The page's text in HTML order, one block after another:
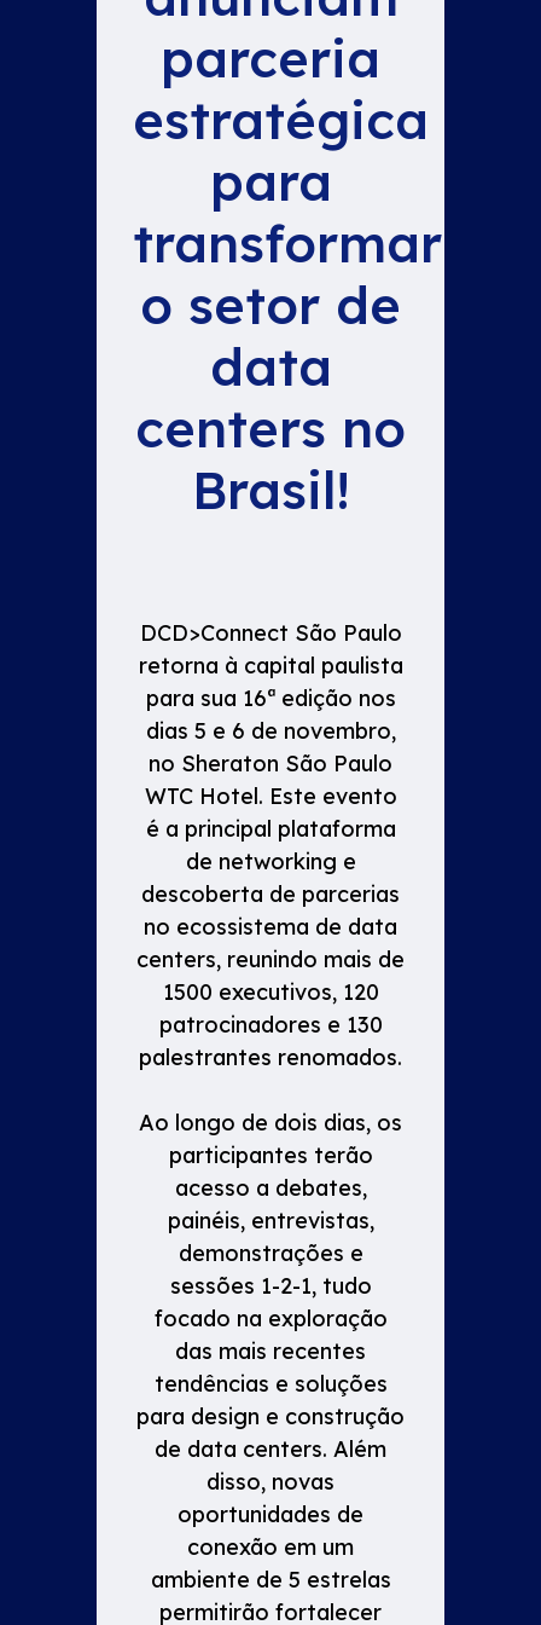
parceria
estratégica
para
transformar
o setor de
data
centers no
Brasil!
DCD>Connect São Paulo
retorna à capital paulista
para sua 16ª edição nos
dias 5 e 6 de novembro,
no Sheraton São Paulo
WTC Hotel. Este evento
é a principal plataforma
de networking e
descoberta de parcerias
no ecossistema de data
centers, reunindo mais de
1500 executivos, 120
patrocinadores e 130
palestrantes renomados.
Ao longo de dois dias, os
participantes terão
acesso a debates,
painéis, entrevistas,
demonstrações e
sessões 1-2-1, tudo
focado na exploração
das mais recentes
tendências e soluções
para design e construção
de data centers. Além
disso, novas
oportunidades de
conexão em um
ambiente de 5 estrelas
permitirão fortalecer